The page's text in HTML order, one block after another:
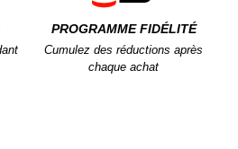
PROGRAMME FIDÉLITÉ
Cumulez des réductions après
chaque achat